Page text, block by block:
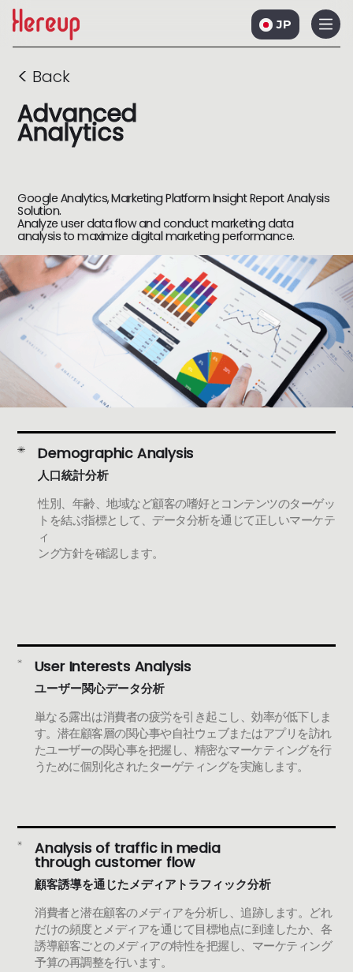
JP
< Back
Advanced
Analytics
Google Analytics, Marketing Platform Insight Report Analysis
Solution.
Analyze user data flow and conduct marketing data
analysis to maximize digital marketing performance.
Demographic Analysis
人口統計分析
性別、年齢、地域など顧客の嗜好とコンテンツのターゲッ
トを結ぶ指標として、データ分析を通じて正しいマーケテ
ィ
ング方針を確認します。
User Interests Analysis
ユーザー関心データ分析
単なる露出は消費者の疲労を引き起こし、効率が低下しま
す。潜在顧客層の関心事や自社ウェブまたはアプリを訪れ
たユーザーの関心事を把握し、精密なマーケティングを行
うために個別化されたターゲティングを実施します。
Analysis of traffic in media
through customer flow
顧客誘導を通じたメディアトラフィック分析
消費者と潜在顧客のメディアを分析し、追跡します。どれ
だけの頻度とメディアを通じて目標地点に到達したか、各
誘導顧客ごとのメディアの特性を把握し、マーケティング
予算の再調整を行います。